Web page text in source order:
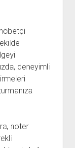
deneyimli
noter